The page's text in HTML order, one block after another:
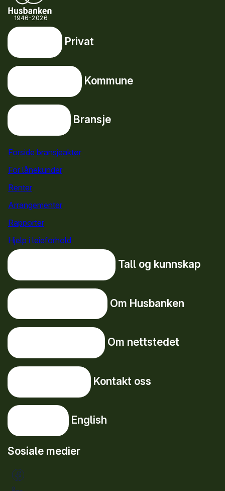
1946-2026
Snarveier
Privat
Kommune
Bransje
Forside bransjeaktør
For lånekunder
Renter
Arrangementer
Rapporter
Hjelp i leieforhold
Tall og kunnskap
Om Husbanken
Om nettstedet
Kontakt oss
English
Sosiale medier